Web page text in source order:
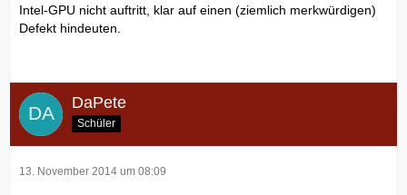
Intel-GPU nicht auftritt, klar auf einen (ziemlich merkwürdigen)
Defekt hindeuten.
DaPete
Schüler
13. November 2014 um 08:09